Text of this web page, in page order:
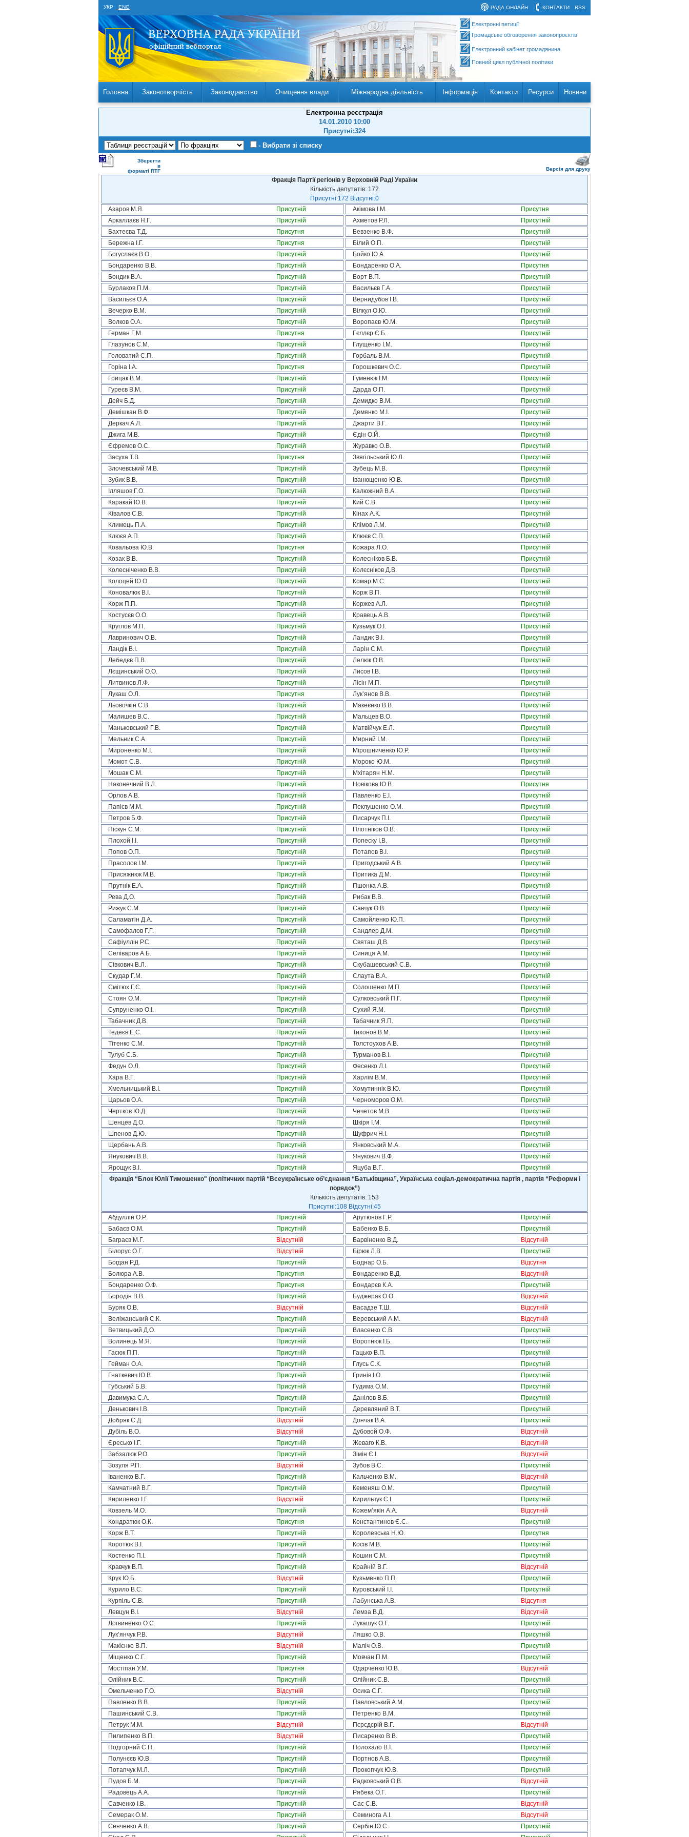
УКР ENG RSS
КОНТАКТИ
РАДА ОНЛАЙН
Електронні петиції
Громадське обговорення законопроєктів
Електронний кабінет громадянина
Повний цикл публічної політики
Головна Законотворчість Законодавство Очищення влади Міжнародна діяльність Інформація Контакти Ресурси Новини
Електронна реєстрація
14.01.2010 10:00
Присутні:324
- Вибрати зі списку
Зберегти
в
форматі RTF
Версія для друку
Фракція Партії регіонів у Верховній Раді України
Кількість депутатів: 172
Присутні:172 Відсутні:0
Азаров М.Я.
Присутній Акімова І.М.
Присутня
Аркаллаєв Н.Г.
Присутній Ахметов Р.Л.
Присутній
Бахтеєва Т.Д.
Присутня Бевзенко В.Ф.
Присутній
Бережна І.Г.
Присутня Білий О.П.
Присутній
Богуслаєв В.О.
Присутній Бойко Ю.А.
Присутній
Бондаренко В.В.
Присутній Бондаренко О.А.
Присутня
Бондик В.А.
Присутній Борт В.П.
Присутній
Бурлаков П.М.
Присутній Васильєв Г.А.
Присутній
Васильєв О.А.
Присутній Вернидубов І.В.
Присутній
Вечерко В.М.
Присутній Вілкул О.Ю.
Присутній
Волков О.А.
Присутній Воропаєв Ю.М.
Присутній
Герман Г.М.
Присутня Гєллєр Є.Б.
Присутній
Глазунов С.М.
Присутній Глущенко І.М.
Присутній
Головатий С.П.
Присутній Горбаль В.М.
Присутній
Горіна І.А.
Присутня Горошкевич О.С.
Присутній
Грицак В.М.
Присутній Гуменюк І.М.
Присутній
Гуреєв В.М.
Присутній Дарда О.П.
Присутній
Дейч Б.Д.
Присутній Демидко В.М.
Присутній
Демішкан В.Ф.
Присутній Демянко М.І.
Присутній
Деркач А.Л.
Присутній Джарти В.Г.
Присутній
Джига М.В.
Присутній Єдін О.Й.
Присутній
Єфремов О.С.
Присутній Журавко О.В.
Присутній
Засуха Т.В.
Присутня Звягільський Ю.Л.
Присутній
Злочевський М.В.
Присутній Зубець М.В.
Присутній
Зубик В.В.
Присутній Іванющенко Ю.В.
Присутній
Ілляшов Г.О.
Присутній Калюжний В.А.
Присутній
Каракай Ю.В.
Присутній Кий С.В.
Присутній
Ківалов С.В.
Присутній Кінах А.К.
Присутній
Климець П.А.
Присутній Клімов Л.М.
Присутній
Клюєв А.П.
Присутній Клюєв С.П.
Присутній
Ковальова Ю.В.
Присутня Кожара Л.О.
Присутній
Козак В.В.
Присутній Колесніков Б.В.
Присутній
Колесніченко В.В.
Присутній Колєсніков Д.В.
Присутній
Колоцей Ю.О.
Присутній Комар М.С.
Присутній
Коновалюк В.І.
Присутній Корж В.П.
Присутній
Корж П.П.
Присутній Коржев А.Л.
Присутній
Костусєв О.О.
Присутній Кравець А.В.
Присутній
Круглов М.П.
Присутній Кузьмук О.І.
Присутній
Лавринович О.В.
Присутній Ландик В.І.
Присутній
Ландік В.І.
Присутній Ларін С.М.
Присутній
Лебедєв П.В.
Присутній Лелюк О.В.
Присутній
Лєщинський О.О.
Присутній Лисов І.В.
Присутній
Литвинов Л.Ф.
Присутній Лісін М.П.
Присутній
Лукаш О.Л.
Присутня Лук’янов В.В.
Присутній
Льовочкін С.В.
Присутній Макеєнко В.В.
Присутній
Малишев В.С.
Присутній Мальцев В.О.
Присутній
Маньковський Г.В.
Присутній Матвійчук Е.Л.
Присутній
Мельник С.А.
Присутній Мирний І.М.
Присутній
Мироненко М.І.
Присутній Мірошниченко Ю.Р.
Присутній
Момот С.В.
Присутній Мороко Ю.М.
Присутній
Мошак С.М.
Присутній Мхітарян Н.М.
Присутній
Наконечний В.Л.
Присутній Новікова Ю.В.
Присутня
Орлов А.В.
Присутній Павленко Е.І.
Присутній
Папієв М.М.
Присутній Пеклушенко О.М.
Присутній
Петров Б.Ф.
Присутній Писарчук П.І.
Присутній
Піскун С.М.
Присутній Плотніков О.В.
Присутній
Плохой І.І.
Присутній Попеску І.В.
Присутній
Попов О.П.
Присутній Потапов В.І.
Присутній
Прасолов І.М.
Присутній Пригодський А.В.
Присутній
Присяжнюк М.В.
Присутній Притика Д.М.
Присутній
Прутнік Е.А.
Присутній Пшонка А.В.
Присутній
Рева Д.О.
Присутній Рибак В.В.
Присутній
Рижук С.М.
Присутній Савчук О.В.
Присутній
Саламатін Д.А.
Присутній Самойленко Ю.П.
Присутній
Самофалов Г.Г.
Присутній Сандлер Д.М.
Присутній
Сафіуллін Р.С.
Присутній Святаш Д.В.
Присутній
Селіваров А.Б.
Присутній Синиця А.М.
Присутній
Сівкович В.Л.
Присутній Скубашевський С.В.
Присутній
Скудар Г.М.
Присутній Слаута В.А.
Присутній
Смітюх Г.Є.
Присутній Солошенко М.П.
Присутній
Стоян О.М.
Присутній Сулковський П.Г.
Присутній
Супруненко О.І.
Присутній Сухий Я.М.
Присутній
Табачник Д.В.
Присутній Табачник Я.П.
Присутній
Тедеєв Е.С.
Присутній Тихонов В.М.
Присутній
Тітенко С.М.
Присутній Толстоухов А.В.
Присутній
Тулуб С.Б.
Присутній Турманов В.І.
Присутній
Федун О.Л.
Присутній Фесенко Л.І.
Присутній
Хара В.Г.
Присутній Харлім В.М.
Присутній
Хмельницький В.І.
Присутній Хомутиннік В.Ю.
Присутній
Царьов О.А.
Присутній Черноморов О.М.
Присутній
Чертков Ю.Д.
Присутній Чечетов М.В.
Присутній
Шенцев Д.О.
Присутній Шкіря І.М.
Присутній
Шпенов Д.Ю.
Присутній Шуфрич Н.І.
Присутній
Щербань А.В.
Присутній Янковський М.А.
Присутній
Янукович В.В.
Присутній Янукович В.Ф.
Присутній
Ярощук В.І.
Присутній Яцуба В.Г.
Присутній
Фракція “Блок Юлії Тимошенко" (політичних партій “Всеукраїнське об’єднання “Батьківщина”, Українська соціал-демократична партія , партія “Реформи і
порядок”)
Кількість депутатів: 153
Присутні:108 Відсутні:45
Абдуллін О.Р.
Присутній Арутюнов Г.Р.
Присутній
Бабаєв О.М.
Присутній Бабенко В.Б.
Присутній
Баграєв М.Г.
Відсутній Барвіненко В.Д.
Відсутній
Білорус О.Г.
Відсутній Бірюк Л.В.
Присутній
Богдан Р.Д.
Присутній Боднар О.Б.
Відсутня
Болюра А.В.
Присутня Бондаренко В.Д.
Відсутній
Бондаренко О.Ф.
Присутня Бондарєв К.А.
Присутній
Бородін В.В.
Присутній Буджерак О.О.
Відсутній
Буряк О.В.
Відсутній Васадзе Т.Ш.
Відсутній
Веліжанський С.К.
Присутній Веревський А.М.
Відсутній
Ветвицький Д.О.
Присутній Власенко С.В.
Присутній
Волинець М.Я.
Присутній Воротнюк І.Б.
Присутній
Гасюк П.П.
Присутній Гацько В.П.
Присутній
Гейман О.А.
Присутній Глусь С.К.
Присутній
Гнаткевич Ю.В.
Присутній Гринів І.О.
Присутній
Губський Б.В.
Присутній Гудима О.М.
Присутній
Давимука С.А.
Присутній Данілов В.Б.
Присутній
Денькович І.В.
Присутній Деревляний В.Т.
Присутній
Добряк Є.Д.
Відсутній Дончак В.А.
Присутній
Дубіль В.О.
Відсутній Дубовой О.Ф.
Відсутній
Єресько І.Г.
Присутній Жеваго К.В.
Відсутній
Забзалюк Р.О.
Присутній Зімін Є.І.
Відсутній
Зозуля Р.П.
Відсутній Зубов В.С.
Присутній
Іваненко В.Г.
Присутній Кальченко В.М.
Відсутній
Камчатний В.Г.
Присутній Кеменяш О.М.
Присутній
Кириленко І.Г.
Відсутній Кирильчук Є.І.
Присутній
Ковзель М.О.
Присутній Кожем’якін А.А.
Відсутній
Кондратюк О.К.
Присутня Константинов Є.С.
Присутній
Корж В.Т.
Присутній Королевська Н.Ю.
Присутня
Коротюк В.І.
Присутній Косів М.В.
Присутній
Костенко П.І.
Присутній Кошин С.М.
Присутній
Кравчук В.П.
Присутній Крайній В.Г.
Відсутній
Крук Ю.Б.
Відсутній Кузьменко П.П.
Присутній
Курило В.С.
Присутній Куровський І.І.
Присутній
Курпіль С.В.
Присутній Лабунська А.В.
Відсутня
Левцун В.І.
Відсутній Лемза В.Д.
Відсутній
Логвиненко О.С.
Присутній Лукашук О.Г.
Присутній
Лук’янчук Р.В.
Відсутній Ляшко О.В.
Присутній
Макієнко В.П.
Відсутній Маліч О.В.
Присутній
Міщенко С.Г.
Присутній Мовчан П.М.
Присутній
Мостіпан У.М.
Присутня Одарченко Ю.В.
Відсутній
Олійник В.С.
Присутній Олійник С.В.
Присутній
Омельченко Г.О.
Відсутній Осика С.Г.
Присутній
Павленко В.В.
Присутній Павловський А.М.
Присутній
Пашинський С.В.
Присутній Петренко В.М.
Присутній
Петрук М.М.
Відсутній Пєрєдєрій В.Г.
Відсутній
Пилипенко В.П.
Відсутній Писаренко В.В.
Присутній
Подгорний С.П.
Присутній Полохало В.І.
Присутній
Полунєєв Ю.В.
Присутній Портнов А.В.
Присутній
Потапчук М.Л.
Присутній Прокопчук Ю.В.
Присутній
Пудов Б.М.
Присутній Радковський О.В.
Відсутній
Радовець А.А.
Присутній Рябека О.Г.
Присутній
Савченко І.В.
Присутній Сас С.В.
Відсутній
Семерак О.М.
Присутній Семинога А.І.
Відсутній
Сенченко А.В.
Присутній Сербін Ю.С.
Присутній